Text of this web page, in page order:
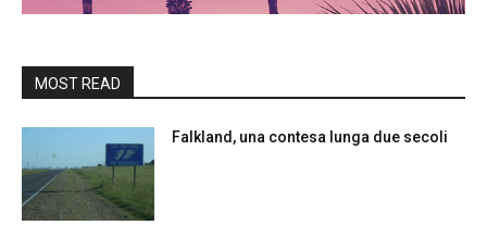
MOST READ
Falkland, una contesa lunga due secoli